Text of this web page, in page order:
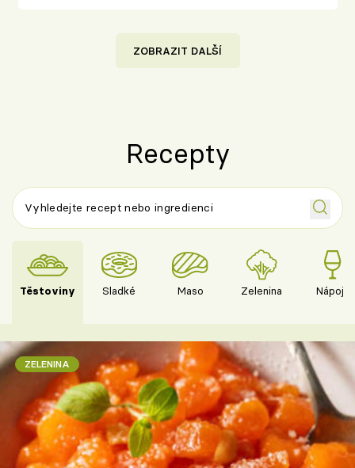
ZOBRAZIT DALŠÍ
Recepty
Těstoviny Sladké Maso Zelenina Nápoje
ZELENINA